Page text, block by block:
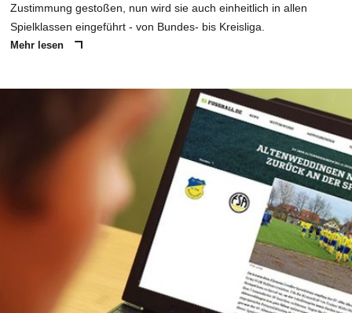
Zustimmung gestoßen, nun wird sie auch einheitlich in allen
Spielklassen eingeführt - von Bundes- bis Kreisliga.
Mehr lesen